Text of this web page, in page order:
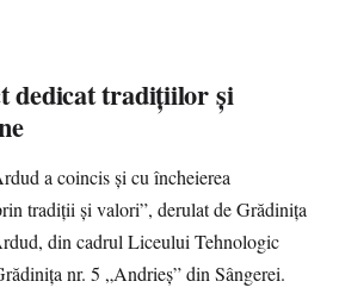
dedicat tradițiilor și
a coincis și cu încheierea
tradiții și valori”, derulat de Grădinița
din cadrul Liceului Tehnologic
nr. 5 „Andrieș” din Sângerei.